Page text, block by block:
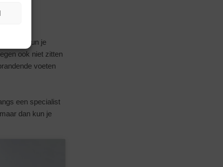
kun je
ook niet zitten
voeten
een specialist
dan kun je